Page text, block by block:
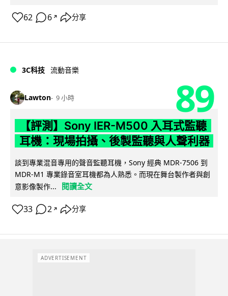
62 6 ↗ 分享
3C科技 流動音樂
Lawton 9 小時 89
【評測】Sony IER-M500 入耳式監聽
耳機：現場拍攝、後製監聽與人聲利器
談到專業混音專用的聲音監聽耳機，Sony 經典 MDR-7506 到
MDR-M1 專業錄音室耳機都為人熟悉。而現在舞台製作者與創
意影像製作...
閱讀全文
33 2 ↗ 分享
ADVERTISEMENT